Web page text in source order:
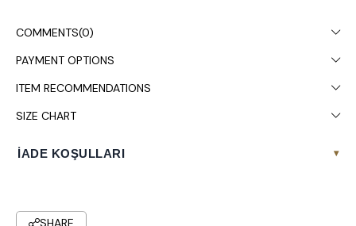
COMMENTS(0)
PAYMENT OPTIONS
ITEM RECOMMENDATIONS
SIZE CHART
İADE KOŞULLARI ▾